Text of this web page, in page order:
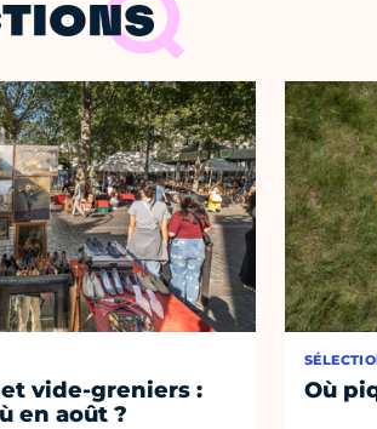
vide-greniers :
en août ?
Où